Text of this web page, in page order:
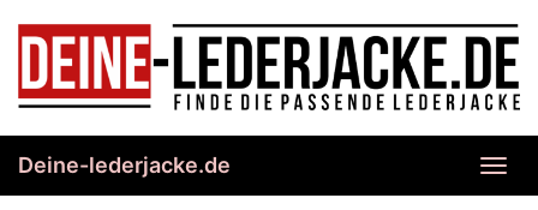
content
Deine-lederjacke.de